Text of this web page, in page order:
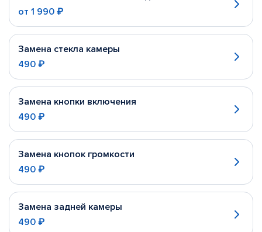
от 1 990 ₽
Замена стекла камеры
490 ₽
Замена кнопки включения
490 ₽
Замена кнопок громкости
490 ₽
Замена задней камеры
490 ₽